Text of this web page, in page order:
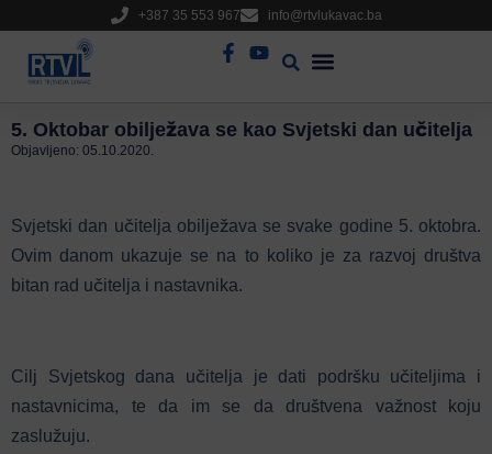
+387 35 553 967 info@rtvlukavac.ba
5. Oktobar obilježava se kao Svjetski dan učitelja
Objavljeno: 05.10.2020.
Svjetski dan učitelja obilježava se svake godine 5. oktobra.
Ovim danom ukazuje se na to koliko je za razvoj društva
bitan rad učitelja i nastavnika.
Cilj Svjetskog dana učitelja je dati podršku učiteljima i
nastavnicima, te da im se da društvena važnost koju
zaslužuju.